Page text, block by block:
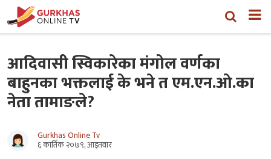
आदिवासी स्विकारेका मंगोल वर्णका
बाहुनका भक्तलाई के भने त एम.एन.ओ.का
नेता तामाङले?
Gurkhas Online Tv
६ कार्तिक २०७९, आइतवार